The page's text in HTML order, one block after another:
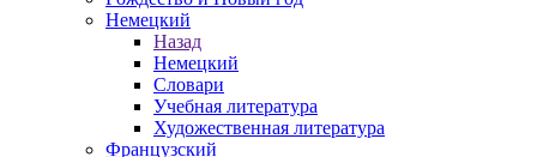
Немецкий
Назад
Немецкий
Словари
Учебная литература
Художественная литература
Французский